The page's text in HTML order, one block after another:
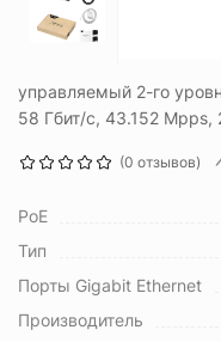
управляемый 2-го
58 Гбит/с, 43.152 Mpps,
(0 отзывов)
PoE
Тип
Порты Gigabit Ethernet
Производитель